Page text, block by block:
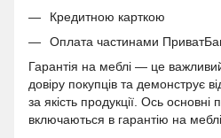
Кредитною карткою
Оплата частинами
Гарантія на меблі — це
довіру покупців та демонструє
за якість продукції. Ось основні
включаються в гарантію на